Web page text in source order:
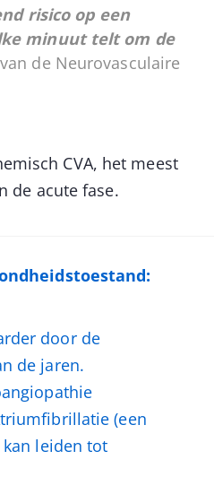
risico op een
minuut telt om de
de Neurovasculaire
CVA, het meest
de acute fase.
door de
de jaren.
(een
leiden tot